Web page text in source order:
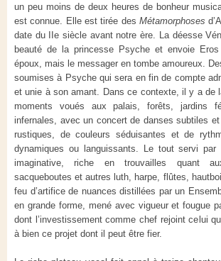
un peu moins de deux heures de bonheur
est connue. Elle est tirée des Métamorphoses
date du IIe siècle avant notre ère. La déesse
beauté de la princesse Psyche et envoie
époux, mais le messager en tombe amoureux.
soumises à Psyche qui sera en fin de compte
et unie à son amant. Dans ce contexte, il y a de
moments voués aux palais, forêts, jardins
infernales, avec un concert de danses subtiles
rustiques, de couleurs séduisantes et de
dynamiques ou languissants. Le tout servi par
imaginative, riche en trouvailles quant
sacqueboutes et autres luth, harpe, flûtes,
feu d’artifice de nuances distillées par un
en grande forme, mené avec vigueur et fougue
dont l’investissement comme chef rejoint celui
à bien ce projet dont il peut être fier.